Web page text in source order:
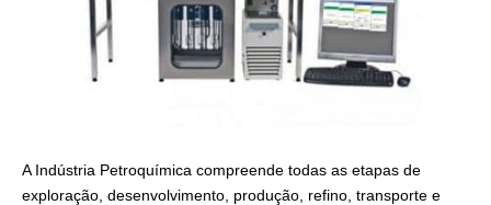
A Indústria Petroquímica compreende todas as etapas de
exploração, desenvolvimento, produção, refino, transporte e